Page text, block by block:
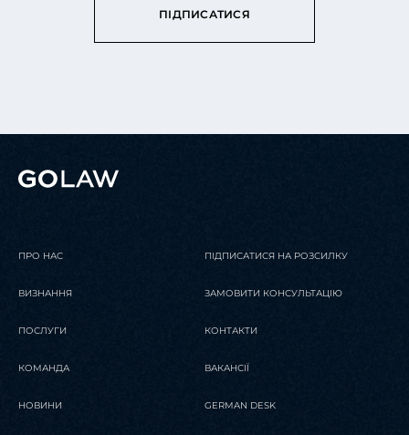
ПІДПИСАТИСЯ
ПРО НАС
ВИЗНАННЯ
ПОСЛУГИ
КОМАНДА
НОВИНИ
ПІДПИСАТИСЯ НА РОЗСИЛКУ
ЗАМОВИТИ КОНСУЛЬТАЦІЮ
КОНТАКТИ
ВАКАНСІЇ
GERMAN DESK